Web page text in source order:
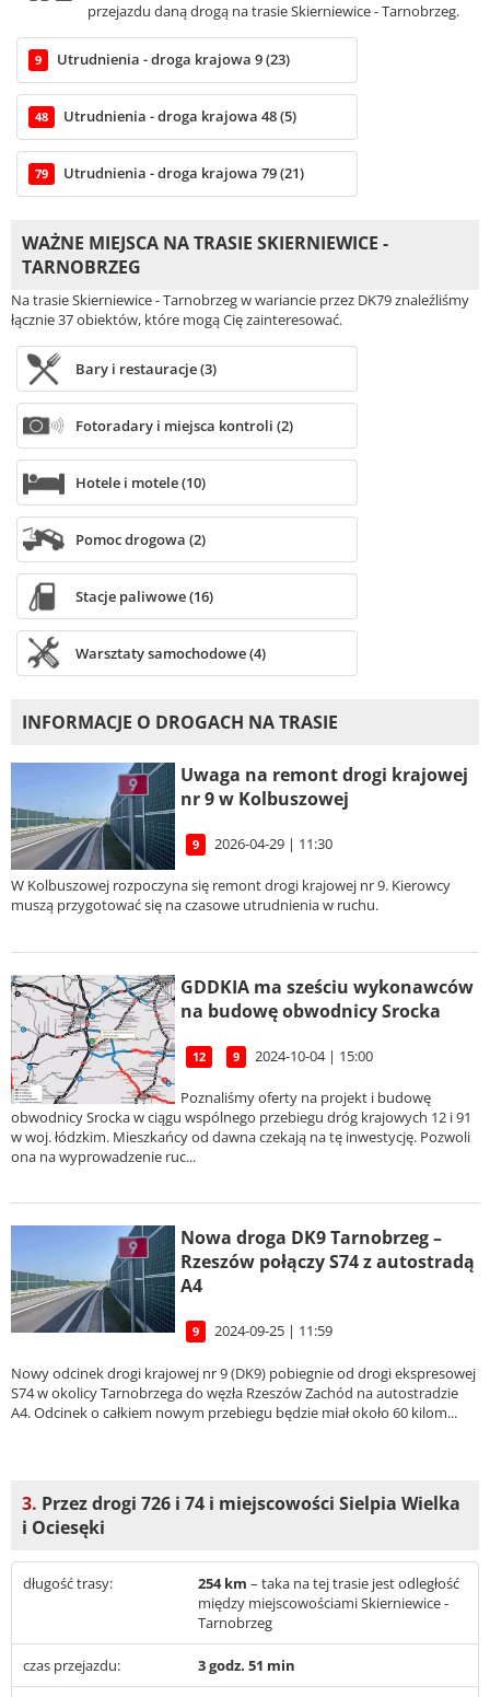
przejazdu daną drogą na trasie Skierniewice - Tarnobrzeg.
9 Utrudnienia - droga krajowa 9 (23)
48 Utrudnienia - droga krajowa 48 (5)
79 Utrudnienia - droga krajowa 79 (21)
WAŻNE MIEJSCA NA TRASIE SKIERNIEWICE -
TARNOBRZEG
Na trasie Skierniewice - Tarnobrzeg w wariancie przez DK79 znaleźliśmy
łącznie 37 obiektów, które mogą Cię zainteresować.
Bary i restauracje (3)
Fotoradary i miejsca kontroli (2)
Hotele i motele (10)
Pomoc drogowa (2)
Stacje paliwowe (16)
Warsztaty samochodowe (4)
INFORMACJE O DROGACH NA TRASIE
Uwaga na remont drogi krajowej
nr 9 w Kolbuszowej
9 2026-04-29 | 11:30
W Kolbuszowej rozpoczyna się remont drogi krajowej nr 9. Kierowcy
muszą przygotować się na czasowe utrudnienia w ruchu.
GDDKIA ma sześciu wykonawców
na budowę obwodnicy Srocka
12 9 2024-10-04 | 15:00
Poznaliśmy oferty na projekt i budowę
obwodnicy Srocka w ciągu wspólnego przebiegu dróg krajowych 12 i 91
w woj. łódzkim. Mieszkańcy od dawna czekają na tę inwestycję. Pozwoli
ona na wyprowadzenie ruc...
Nowa droga DK9 Tarnobrzeg –
Rzeszów połączy S74 z autostradą
A4
9 2024-09-25 | 11:59
Nowy odcinek drogi krajowej nr 9 (DK9) pobiegnie od drogi ekspresowej
S74 w okolicy Tarnobrzega do węzła Rzeszów Zachód na autostradzie
A4. Odcinek o całkiem nowym przebiegu będzie miał około 60 kilom...
3. Przez drogi 726 i 74 i miejscowości Sielpia Wielka
i Ociesęki
długość trasy: 254 km – taka na tej trasie jest odległość
między miejscowościami Skierniewice -
Tarnobrzeg
czas przejazdu: 3 godz. 51 min